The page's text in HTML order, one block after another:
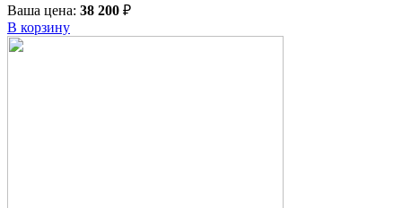
Ваша цена: 38 200 ₽
В корзину